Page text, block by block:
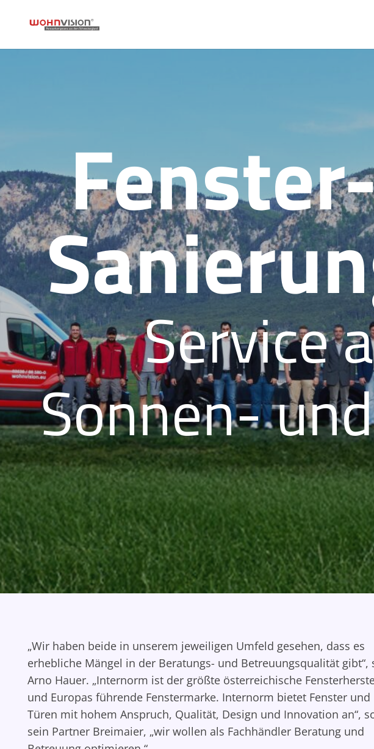
Service
Sonnen-
„Wir haben beide in unserem jeweiligen Umfeld gesehen, dass es
erhebliche Mängel in der Beratungs- und Betreuungsqualität gibt“,
Arno Hauer. „Internorm ist der größte österreichische
und Europas führende Fenstermarke. Internorm bietet Fenster und
Türen mit hohem Anspruch, Qualität, Design und Innovation an“,
sein Partner Breimaier, „wir wollen als Fachhändler Beratung und